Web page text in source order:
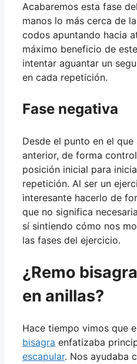
Acabaremos esta fase
manos lo más cerca de
codos apuntando hacia
máximo beneficio de
intentar aguantar un
en cada repetición.
Fase negativa
Desde el punto en el
anterior, de forma
posición inicial para
repetición. Al ser un
interesante hacerlo de
que no significa
sí sintiendo cómo nos
las fases del ejercicio.
¿Remo
en anillas?
Hace tiempo vimos que
bisagra enfatizaba
escapular. Nos ayudaba